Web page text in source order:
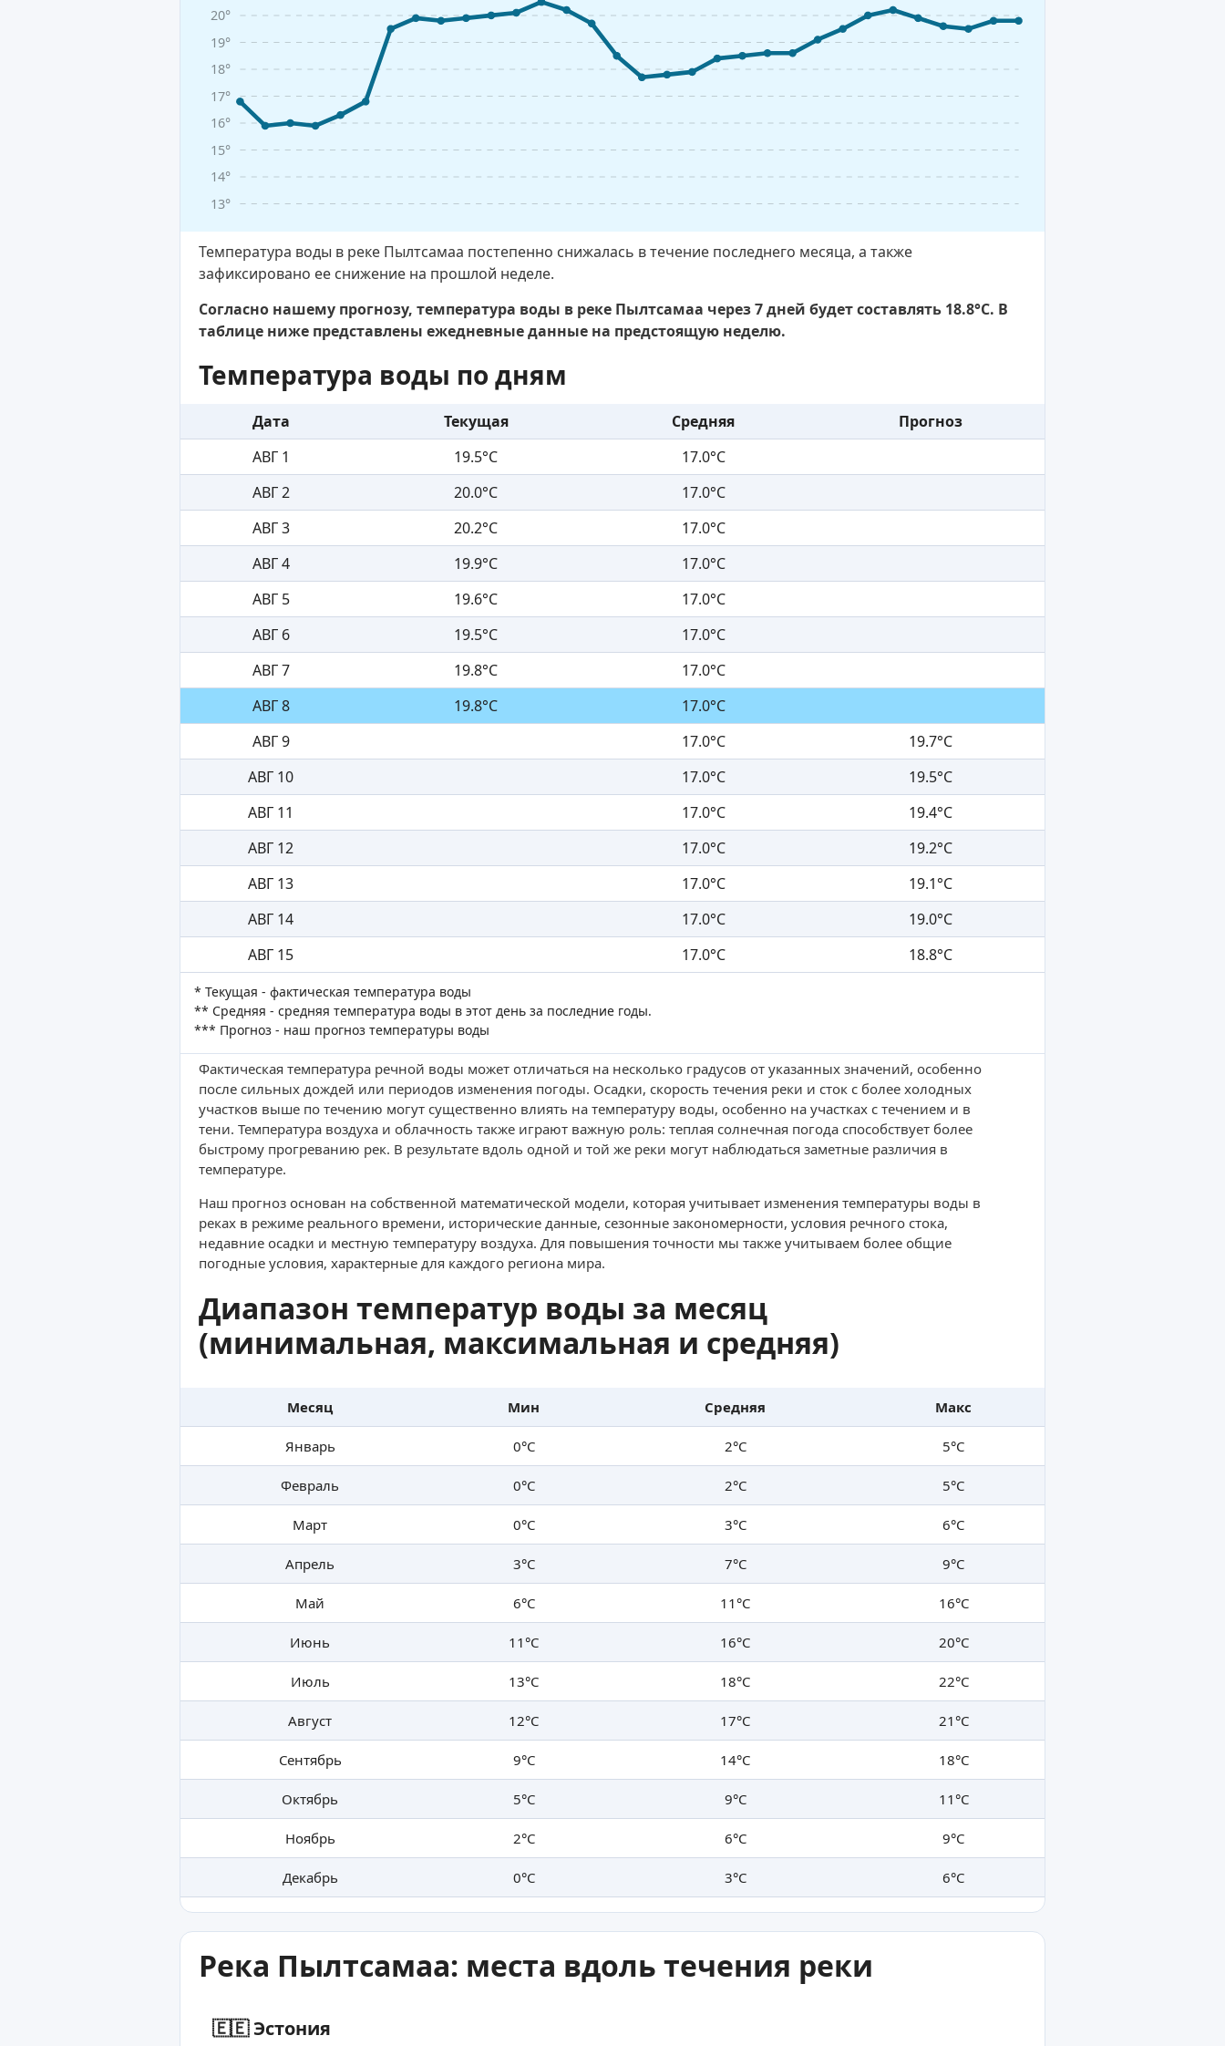
13°
14°
15°
16°
17°
18°
19°
20°
Температура воды в реке Пылтсамаа постепенно снижалась в течение последнего месяца, а также
зафиксировано ее снижение на прошлой неделе.
Согласно нашему прогнозу, температура воды в реке Пылтсамаа через 7 дней будет составлять 18.8°C. В
таблице ниже представлены ежедневные данные на предстоящую неделю.
Температура воды по дням
Дата Текущая Средняя
Прогноз
АВГ 1
19.5°C
17.0°C
АВГ 2
20.0°C
17.0°C
АВГ 3
20.2°C
17.0°C
АВГ 4
19.9°C
17.0°C
АВГ 5
19.6°C
17.0°C
АВГ 6
19.5°C
17.0°C
АВГ 7
19.8°C
17.0°C
АВГ 8
19.8°C
17.0°C
АВГ 9
17.0°C
19.7°C
АВГ 10
17.0°C
19.5°C
АВГ 11
17.0°C
19.4°C
АВГ 12
17.0°C
19.2°C
АВГ 13
17.0°C
19.1°C
АВГ 14
17.0°C
19.0°C
АВГ 15
17.0°C 18.8°C
* Текущая - фактическая температура воды
** Средняя - средняя температура воды в этот день за последние годы.
*** Прогноз - наш прогноз температуры воды
Фактическая температура речной воды может отличаться на несколько градусов от указанных значений, особенно
после сильных дождей или периодов изменения погоды. Осадки, скорость течения реки и сток с более холодных
участков выше по течению могут существенно влиять на температуру воды, особенно на участках с течением и в
тени. Температура воздуха и облачность также играют важную роль: теплая солнечная погода способствует более
быстрому прогреванию рек. В результате вдоль одной и той же реки могут наблюдаться заметные различия в
температуре.
Наш прогноз основан на собственной математической модели, которая учитывает изменения температуры воды в
реках в режиме реального времени, исторические данные, сезонные закономерности, условия речного стока,
недавние осадки и местную температуру воздуха. Для повышения точности мы также учитываем более общие
погодные условия, характерные для каждого региона мира.
Диапазон температур воды за месяц
(минимальная, максимальная и средняя)
Месяц Мин Средняя Макс
Январь 0°C 2°C 5°C
Февраль 0°C 2°C 5°C
Март 0°C 3°C 6°C
Апрель 3°C 7°C 9°C
Май 6°C 11°C 16°C
Июнь 11°C 16°C 20°C
Июль 13°C 18°C 22°C
Август 12°C 17°C 21°C
Сентябрь 9°C 14°C 18°C
Октябрь 5°C 9°C 11°C
Ноябрь 2°C 6°C 9°C
Декабрь 0°C 3°C 6°C
Река Пылтсамаа: места вдоль течения реки
🇪🇪 Эстония